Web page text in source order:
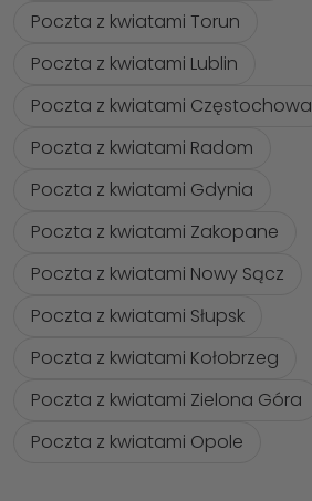
Poczta z kwiatami Torun
Poczta z kwiatami Lublin
Poczta z kwiatami Częstochowa
Poczta z kwiatami Radom
Poczta z kwiatami Gdynia
Poczta z kwiatami Zakopane
Poczta z kwiatami Nowy Sącz
Poczta z kwiatami Słupsk
Poczta z kwiatami Kołobrzeg
Poczta z kwiatami Zielona Góra
Poczta z kwiatami Opole